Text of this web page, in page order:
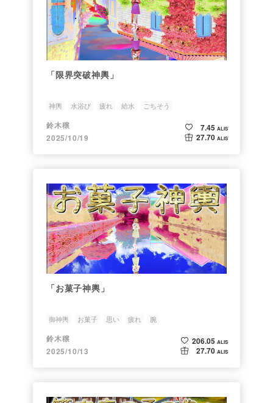
「限界突破神輿」
神輿 水浴び 疲れ 給水 ごちそう
鈴木穣
2025/10/19
7.45 ALIS
27.70 ALIS
「お菓子神輿」
御神輿 お菓子 思い 疲れ 腕
鈴木穣
2025/10/13
206.05 ALIS
27.70 ALIS